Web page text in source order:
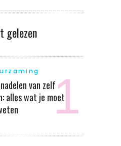
gelezen
van zelf
alles wat je moet